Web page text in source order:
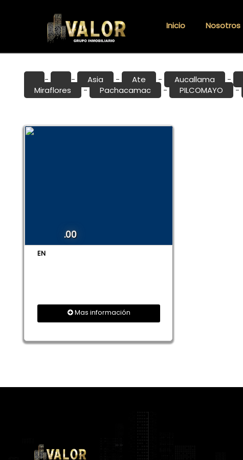
Inicio Nosotros
- - Asia - Ate - Aucallama -
Miraflores - Pachacamac - PILCOMAYO -
EN
.00
Mas información